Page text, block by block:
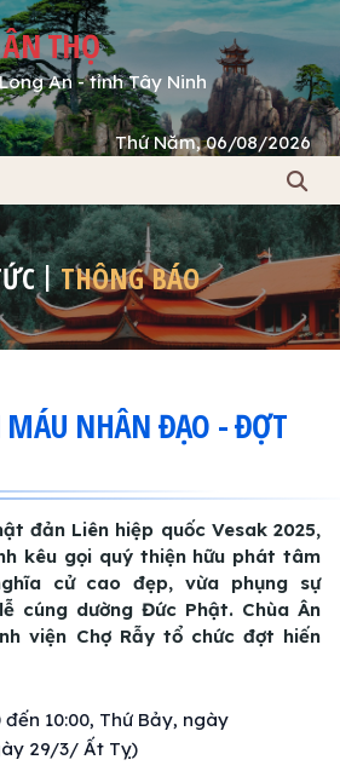
THỌ
An - tỉnh Tây Ninh
Thứ Năm, 06/08/2026
THÔNG BÁO
NHÂN ĐẠO - ĐỢT
đản Liên hiệp quốc Vesak 2025,
kêu gọi quý thiện hữu phát tâm
cử cao đẹp, vừa phụng sự
cúng dường Đức Phật. Chùa Ân
viện Chợ Rẫy tổ chức đợt hiến
đến 10:00, Thứ Bảy, ngày
29/3/ Ất Tỵ)